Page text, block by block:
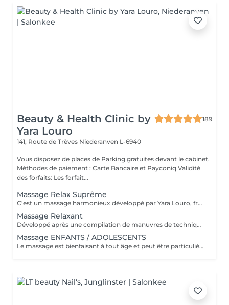
Beauty & Health Clinic by
Yara Louro
189
141, Route de Trèves Niederanven L-6940
Vous disposez de places de Parking gratuites devant le cabinet.
Méthodes de paiement : Carte Bancaire et Payconiq Validité
des forfaits: Les forfait...
Massage Relax Suprême
C'est un massage harmonieux développé par Yara Louro, fruit de ses années d'expérience. Ce massage qui rassure le corps, l'esprit et l'âme, a été particulièrement développé pour fournir une relaxation totale des sens, vous transportant vers un état de bien-être parfait. Vous découvrirez tous ses secrets lors de votre séance.
Massage Relaxant
Développé après une compilation de manuvres de techniques millénaires. Avec des mouvements d'allongement profond basés sur des massages de diverses cultures, le Massage Relaxant méthode Renata France favorise l'équilibre entre le corps et l'esprit, soulage les douleurs musculaires et détend le corps dès la première séance. Cette technique procure une sensation immédiate de bien-être et de légèreté.
Massage ENFANTS / ADOLESCENTS
Le massage est bienfaisant à tout âge et peut être particulièrement utile à tous les stades du développement infantile. Stress, surstimulation, anxiété de performance, horaire chargé, pression et écrans omniprésents sont quelques-uns des nombreux défis des enfants. En conséquence les enfants ont besoin de déconnecter pour se calmer et se ressourcer le temps d'un massage. La massothérapeute réalise pour l'enfant un massage relaxant à l'huile de massage neutre. Le praticien se chargera de réaliser les techniques de massage appropriées pour l'enfant, afin qu'il ressente les sensations de bien-être adaptées à son âge. La présence d'un parent dans la salle durant tout le massage est évidemment possible. Le temps de massage est adapté à l'âge de l'enfant ou de l'adolescent.